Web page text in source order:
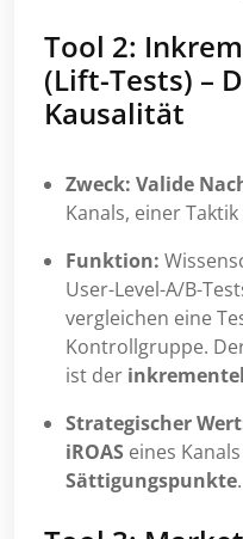
Tool 2:
(Lift-Tests) –
Kausalität
Zweck: Valide
Kanals, einer
Funktion:
User-Level-A/B-
vergleichen eine
Kontrollgruppe.
ist der
Strategischer
iROAS eines
Sättigungspunkte.